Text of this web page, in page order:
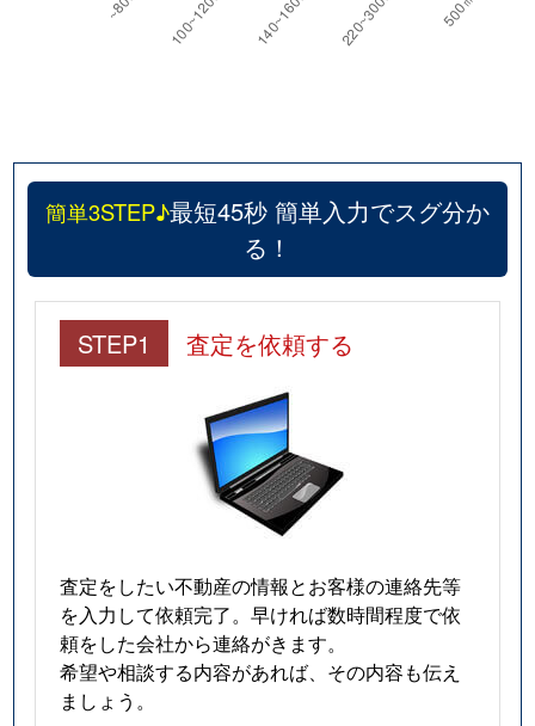
簡単3STEP♪最短45秒 簡単入力でスグ分か
る！
STEP1 査定を依頼する
査定をしたい不動産の情報とお客様の連絡先等
を入力して依頼完了。早ければ数時間程度で依
頼をした会社から連絡がきます。
希望や相談する内容があれば、その内容も伝え
ましょう。